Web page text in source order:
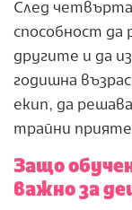
След
способност да
другите и да
годишна
екип, да
трайни
Защо
важно за